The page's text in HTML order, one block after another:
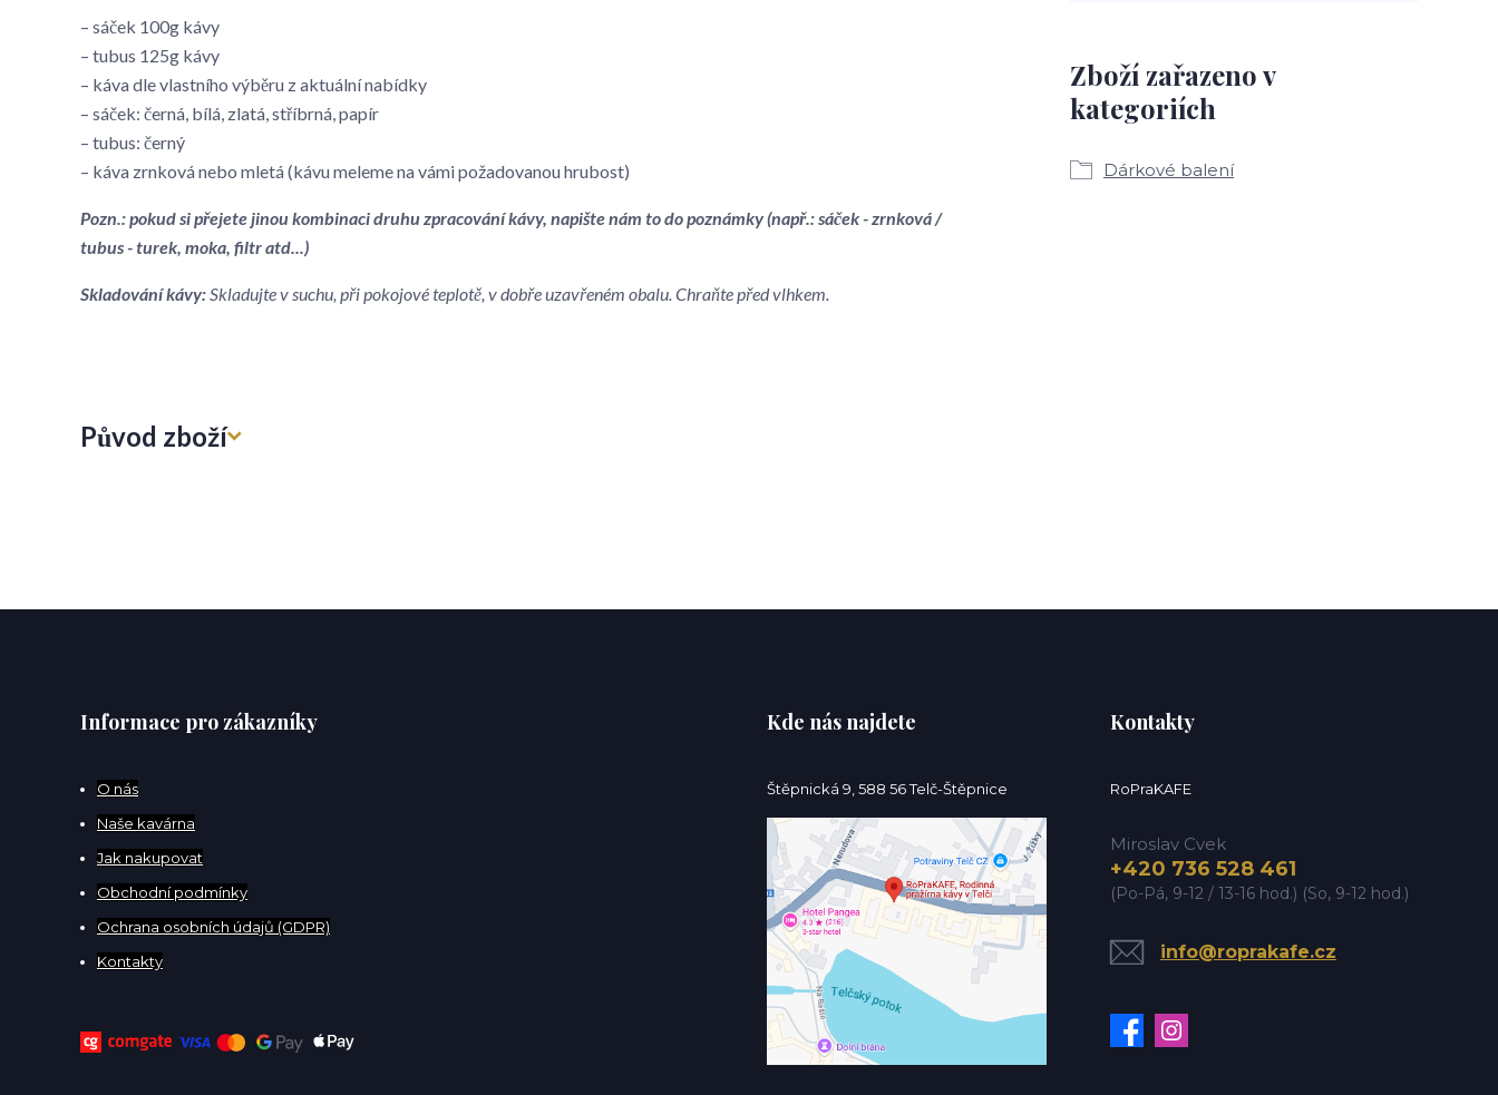
– sáček 100g kávy
– tubus 125g kávy
– káva dle vlastního výběru z aktuální nabídky
– sáček: černá, bílá, zlatá, stříbrná, papír
– tubus: černý
– káva zrnková nebo mletá (kávu meleme na vámi požadovanou hrubost)
Pozn.: pokud si přejete jinou kombinaci druhu zpracování kávy, napište nám to do poznámky (např.: sáček - zrnková /
tubus - turek, moka, filtr atd...)
Skladování kávy:Skladujte v suchu, při pokojové teplotě, v dobře uzavřeném obalu. Chraňte před vlhkem.
Původ zboží
Zboží zařazeno v
kategoriích
Dárkové balení
Informace pro zákazníky
O nás
Naše kavárna
Jak nakupovat
Obchodní podmínky
Ochrana osobních údajů (GDPR)
Kontakty
Kde nás najdete
Štěpnická 9, 588 56 Telč-Štěpnice
Kontakty
RoPraKAFE
Miroslav Cvek
+420 736 528 461
(Po-Pá, 9-12 / 13-16 hod.) (So, 9-12 hod.)
info@roprakafe.cz